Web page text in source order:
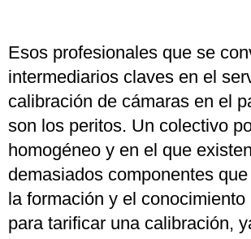
Esos profesionales que se
intermediarios claves en el
calibración de cámaras en el
son los peritos. Un colectivo
homogéneo y en el que
demasiados componentes
la formación y el
para tarificar una calibración,